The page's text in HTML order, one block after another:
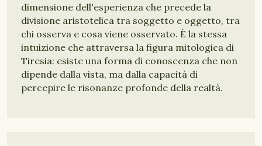
dimensione dell'esperienza che precede la
divisione aristotelica tra soggetto e oggetto, tra
chi osserva e cosa viene osservato. È la stessa
intuizione che attraversa la figura mitologica di
Tiresia: esiste una forma di conoscenza che non
dipende dalla vista, ma dalla capacità di
percepire le risonanze profonde della realtà.